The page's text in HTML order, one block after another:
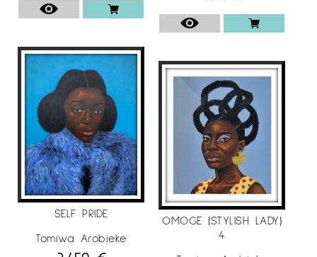
SELF PRIDE
Tomiwa Arobieke
OMOGE (STYLISH LADY)
4